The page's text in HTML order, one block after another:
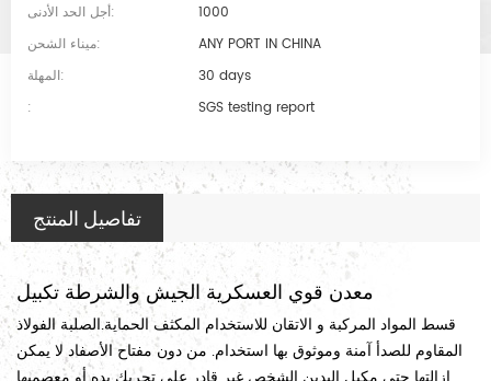
أجل الحد الأدنى:
1000
ميناء الشحن:
ANY PORT IN CHINA
المهلة:
30 days
:
SGS testing report
تفاصيل المنتج
معدن قوي العسكرية الجيش والشرطة تكبيل
قسط المواد المركبة و الاتقان للاستخدام المكثف الحماية.الصلبة الفولاذ
المقاوم للصدأ آمنة وموثوق بها استخدام. من دون مفتاح الأصفاد لا يمكن